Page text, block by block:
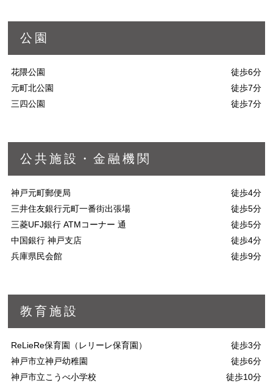
公園
花隈公園
徒歩6分
元町北公園
徒歩7分
三四公園
徒歩7分
公共施設・金融機関
神戸元町郵便局
徒歩4分
三井住友銀行元町一番街出張場
徒歩5分
三菱UFJ銀行 ATMコーナー 通
徒歩5分
中国銀行 神戸支店
徒歩4分
兵庫県民会館
徒歩9分
教育施設
ReLieRe保育園（レリーレ保育園）
徒歩3分
神戸市立神戸幼稚園
徒歩6分
神戸市立こうべ小学校
徒歩10分